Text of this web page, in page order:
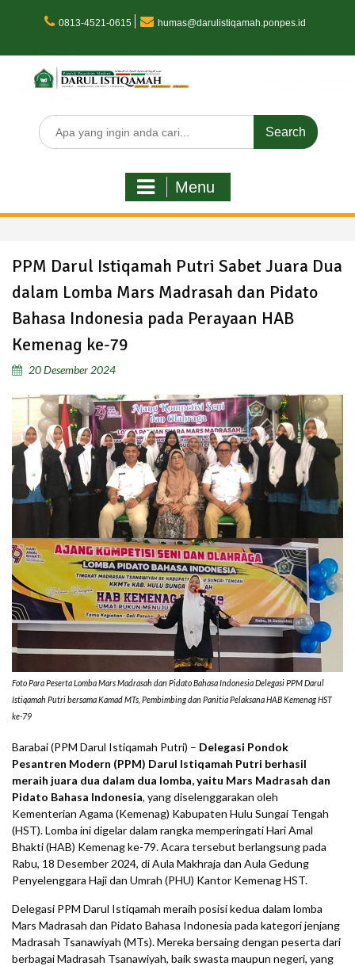
0813-4521-0615 humas@darulistiqamah.ponpes.id
Search
for:
Menu
PPM Darul Istiqamah Putri Sabet Juara Dua
dalam Lomba Mars Madrasah dan Pidato
Bahasa Indonesia pada Perayaan HAB
Kemenag ke-79
20 Desember 2024
Foto Para Peserta Lomba Mars Madrasah dan Pidato Bahasa Indonesia Delegasi PPM Darul
Istiqamah Putri bersama Kamad MTs, Pembimbing dan Panitia Pelaksana HAB Kemenag HST
ke-79
Barabai (PPM Darul Istiqamah Putri) – Delegasi Pondok
Pesantren Modern (PPM) Darul Istiqamah Putri berhasil
meraih juara dua dalam dua lomba, yaitu Mars Madrasah dan
Pidato Bahasa Indonesia, yang diselenggarakan oleh
Kementerian Agama (Kemenag) Kabupaten Hulu Sungai Tengah
(HST). Lomba ini digelar dalam rangka memperingati Hari Amal
Bhakti (HAB) Kemenag ke-79. Acara tersebut berlangsung pada
Rabu, 18 Desember 2024, di Aula Makhraja dan Aula Gedung
Penyelenggara Haji dan Umrah (PHU) Kantor Kemenag HST.
Delegasi PPM Darul Istiqamah meraih posisi kedua dalam lomba
Mars Madrasah dan Pidato Bahasa Indonesia pada kategori jenjang
Madrasah Tsanawiyah (MTs). Mereka bersaing dengan peserta dari
berbagai Madrasah Tsanawiyah, baik swasta maupun negeri, yang